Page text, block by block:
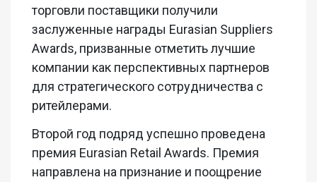
торговли поставщики получили
заслуженные награды Eurasian Suppliers
Awards, призванные отметить лучшие
компании как перспективных партнеров
для стратегического сотрудничества с
ритейлерами.
Второй год подряд успешно проведена
премия Eurasian Retail Awards. Премия
направлена на признание и поощрение